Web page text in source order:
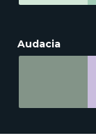
Audacia